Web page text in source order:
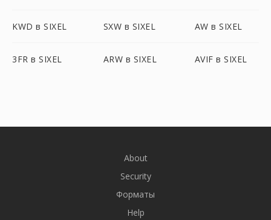
KWD в SIXEL SXW в SIXEL AW в SIXEL
3FR в SIXEL ARW в SIXEL AVIF в SIXEL
About
Security
Форматы
Help